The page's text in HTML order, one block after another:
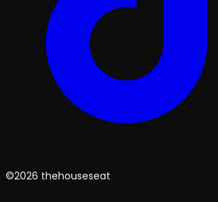
©2026 thehouseseat